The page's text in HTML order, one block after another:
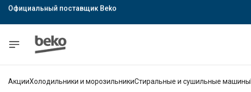
Официальный поставщик Indesit
Официальный поставщик Hotpoint
АкцииХолодильники и морозильникиСтиральные и сушильные машины